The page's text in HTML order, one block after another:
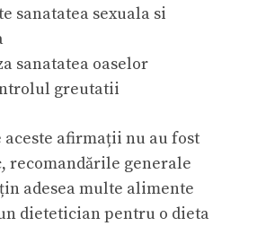
sanatatea sexuala si
sanatatea oaselor
greutatii
afirmații nu au fost
recomandările generale
adesea multe alimente
dietetician pentru o dieta